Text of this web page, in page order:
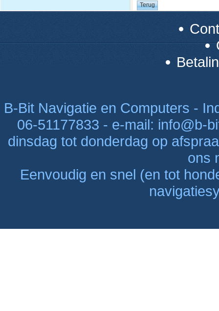
B-Bit Navigatie en Computers -
06-51177833 - e-mail: info@b-
dinsdag tot donderdag op
ons
Eenvoudig en snel (en tot